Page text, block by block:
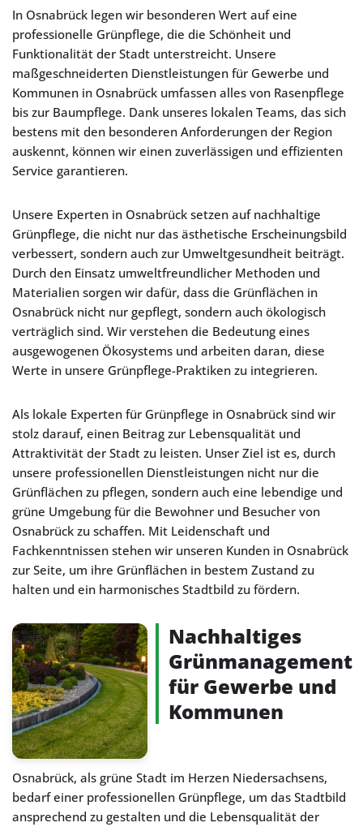
In Osnabrück legen wir besonderen Wert auf eine
professionelle Grünpflege, die die Schönheit und
Funktionalität der Stadt unterstreicht. Unsere
maßgeschneiderten Dienstleistungen für Gewerbe und
Kommunen in Osnabrück umfassen alles von Rasenpflege
bis zur Baumpflege. Dank unseres lokalen Teams, das sich
bestens mit den besonderen Anforderungen der Region
auskennt, können wir einen zuverlässigen und effizienten
Service garantieren.
Unsere Experten in Osnabrück setzen auf nachhaltige
Grünpflege, die nicht nur das ästhetische Erscheinungsbild
verbessert, sondern auch zur Umweltgesundheit beiträgt.
Durch den Einsatz umweltfreundlicher Methoden und
Materialien sorgen wir dafür, dass die Grünflächen in
Osnabrück nicht nur gepflegt, sondern auch ökologisch
verträglich sind. Wir verstehen die Bedeutung eines
ausgewogenen Ökosystems und arbeiten daran, diese
Werte in unsere Grünpflege-Praktiken zu integrieren.
Als lokale Experten für Grünpflege in Osnabrück sind wir
stolz darauf, einen Beitrag zur Lebensqualität und
Attraktivität der Stadt zu leisten. Unser Ziel ist es, durch
unsere professionellen Dienstleistungen nicht nur die
Grünflächen zu pflegen, sondern auch eine lebendige und
grüne Umgebung für die Bewohner und Besucher von
Osnabrück zu schaffen. Mit Leidenschaft und
Fachkenntnissen stehen wir unseren Kunden in Osnabrück
zur Seite, um ihre Grünflächen in bestem Zustand zu
halten und ein harmonisches Stadtbild zu fördern.
Nachhaltiges
Grünmanagement
für Gewerbe und
Kommunen
Osnabrück, als grüne Stadt im Herzen Niedersachsens,
bedarf einer professionellen Grünpflege, um das Stadtbild
ansprechend zu gestalten und die Lebensqualität der